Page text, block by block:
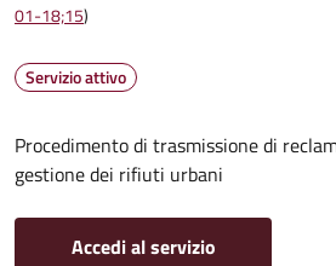
01-18;15)
Servizio attivo
Procedimento di trasmissione di
gestione dei rifiuti urbani
Accedi al servizio